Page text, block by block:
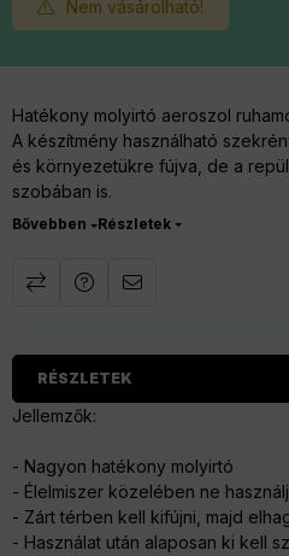
Nem vásárolható!
Hatékony molyirtó aeroszol
A készítmény használható
és környezetükre fújva, de a
szobában is.
Használata esetén arra figyeljünk,
az ajtót és hagyjuk el a helyiséget
Részletek
RÉSZLETEK
Jellemzők:
- Nagyon hatékony molyirtó
- Élelmiszer közelében ne
- Zárt térben kell kifújni, majd
- Használat után alaposan ki kell